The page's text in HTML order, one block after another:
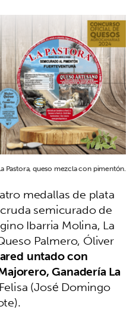
Pastora, queso mezcla con pimentón.
medallas de plata
semicurado de
Ibarria Molina, La
Palmero, Óliver
untado con
Ganadería La
(José Domingo